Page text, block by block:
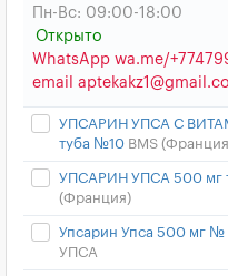
Пн-Вс: 09:00-18:00
Открыто
WhatsApp wa.me/
email
УПСАРИН УПСА С
туба №10 BMS
УПСАРИН УПСА 500 мг
(Франция)
Упсарин Упса 500 мг №
УПСА